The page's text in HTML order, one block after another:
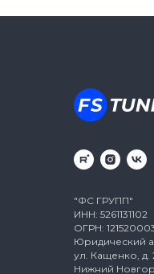
"ФС ГРУПП"
ИНН: 5261131102
ОГРН:
Юридический
ул. Кащенко, д.
Нижний